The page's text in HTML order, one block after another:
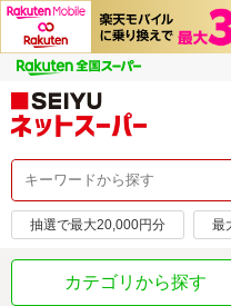
抽選で最大20,000円分 最
カテゴリから探す